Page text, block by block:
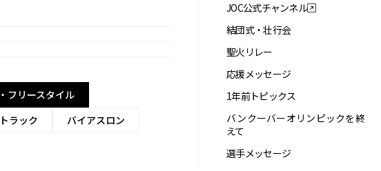
フリースタイル
ラック
バイアスロン
JOC公式チャンネル
結団式・壮行会
聖火リレー
応援メッセージ
1年前トピックス
バンクーバーオリンピックを終
えて
選手メッセージ